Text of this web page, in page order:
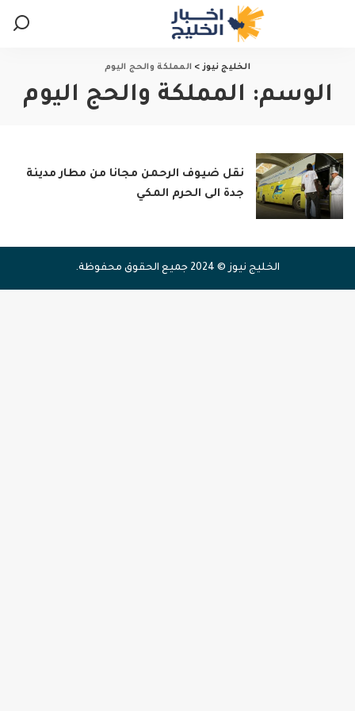
الخليج نيوز> المملكة والحج اليوم
الوسم: المملكة والحج اليوم
نقل ضيوف الرحمن مجانا من مطار مدينة
جدة الى الحرم المكي
الخليج نيوز © 2024 جميع الحقوق محفوظة.